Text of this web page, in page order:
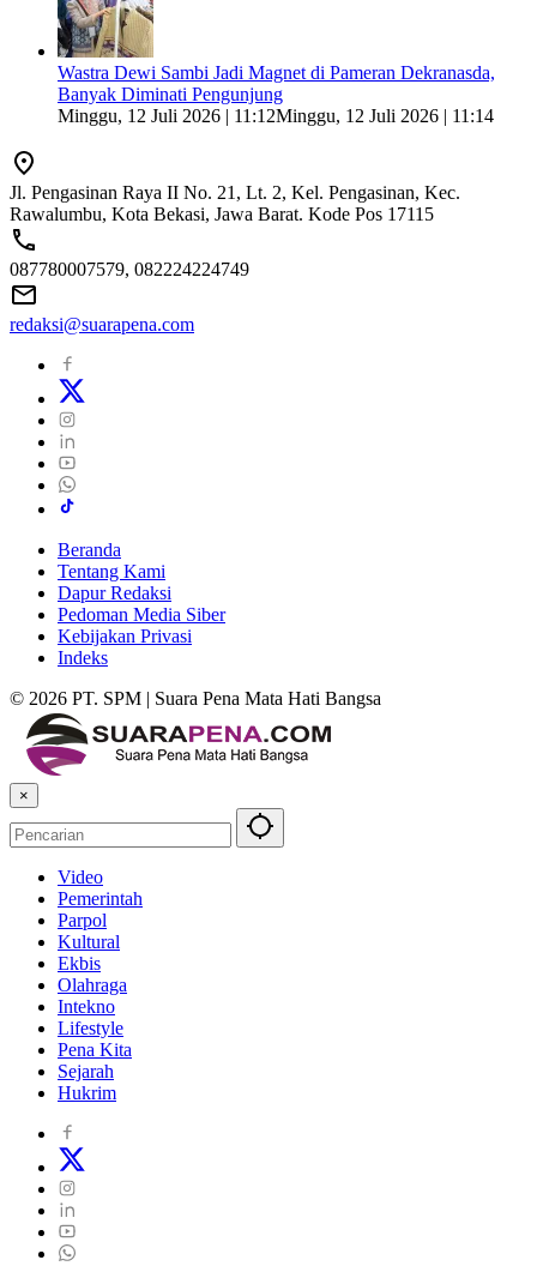
Wastra Dewi Sambi Jadi Magnet di Pameran Dekranasda,
Banyak Diminati Pengunjung
Minggu, 12 Juli 2026 | 11:12Minggu, 12 Juli 2026 | 11:14
Jl. Pengasinan Raya II No. 21, Lt. 2, Kel. Pengasinan, Kec.
Rawalumbu, Kota Bekasi, Jawa Barat. Kode Pos 17115
087780007579, 082224224749
redaksi@suarapena.com
Beranda
Tentang Kami
Dapur Redaksi
Pedoman Media Siber
Kebijakan Privasi
Indeks
© 2026 PT. SPM | Suara Pena Mata Hati Bangsa
×
Video
Pemerintah
Parpol
Kultural
Ekbis
Olahraga
Intekno
Lifestyle
Pena Kita
Sejarah
Hukrim